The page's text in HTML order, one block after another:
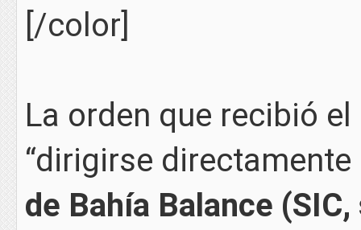
[/color]
La orden que recibió
“dirigirse
de Bahía Balance